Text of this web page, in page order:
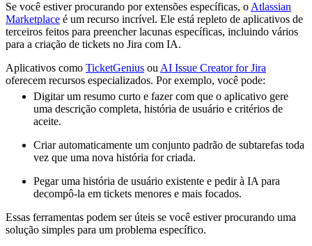
Se você estiver procurando por extensões específicas, o Atlassian
Marketplace é um recurso incrível. Ele está repleto de aplicativos de
terceiros feitos para preencher lacunas específicas, incluindo vários
para a criação de tickets no Jira com IA.
Aplicativos como TicketGenius ou AI Issue Creator for Jira
oferecem recursos especializados. Por exemplo, você pode:
Digitar um resumo curto e fazer com que o aplicativo gere
uma descrição completa, história de usuário e critérios de
aceite.
Criar automaticamente um conjunto padrão de subtarefas toda
vez que uma nova história for criada.
Pegar uma história de usuário existente e pedir à IA para
decompô-la em tickets menores e mais focados.
Essas ferramentas podem ser úteis se você estiver procurando uma
solução simples para um problema específico.